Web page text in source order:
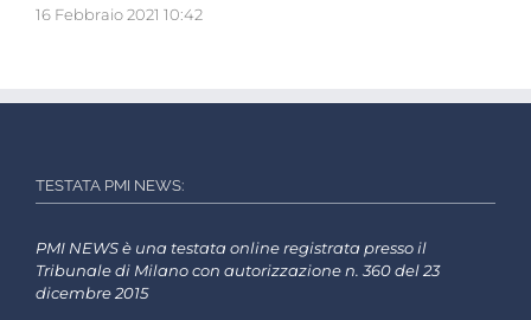
16 Febbraio 2021 10:42
TESTATA PMI NEWS:
PMI NEWS è una testata online registrata presso il
Tribunale di Milano con autorizzazione n. 360 del 23
dicembre 2015